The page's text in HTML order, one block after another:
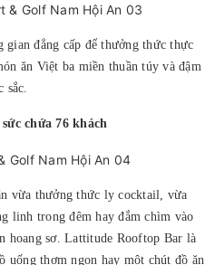
gian đẳng cấp để thưởng thức thực
ăn Việt ba miền thuần túy và đậm
chứa 76 khách
vừa thưởng thức ly cocktail, vừa
linh trong đêm hay đắm chìm vào
hoang sơ. Lattitude Rooftop Bar là
uống thơm ngon hay một chút đồ ăn